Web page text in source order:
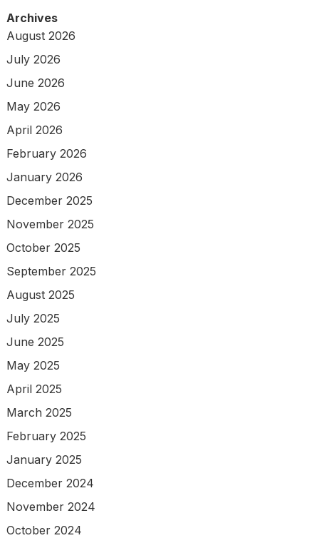
Archives
August 2026
July 2026
June 2026
May 2026
April 2026
February 2026
January 2026
December 2025
November 2025
October 2025
September 2025
August 2025
July 2025
June 2025
May 2025
April 2025
March 2025
February 2025
January 2025
December 2024
November 2024
October 2024